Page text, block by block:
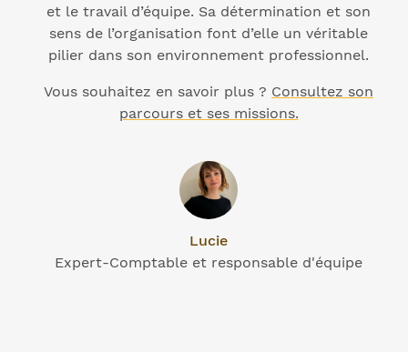
et le travail d’équipe. Sa détermination et son
sens de l’organisation font d’elle un véritable
pilier dans son environnement professionnel.
Vous souhaitez en savoir plus ? Consultez son
parcours et ses missions.
Lucie
Expert-Comptable et responsable d'équipe